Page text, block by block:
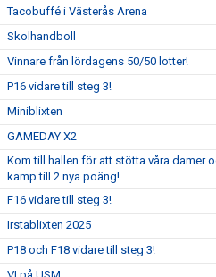
Tacobuffé i Västerås Arena
Skolhandboll
Vinnare från lördagens 50/50 lotter!
P16 vidare till steg 3!
Miniblixten
GAMEDAY X2
Kom till hallen för att stötta våra damer
kamp till 2 nya poäng!
F16 vidare till steg 3!
Irstablixten 2025
P18 och F18 vidare till steg 3!